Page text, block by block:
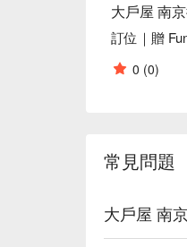
🍽️ 口碑必點
【雞肉蔬菜
【炸豬里肌
【炭烤鹽麴
🥤 特色飲品
【錫蘭奶茶
【可爾必思
大戶屋 南
訂位｜贈
0 (0)
常見問題
大戶屋 南